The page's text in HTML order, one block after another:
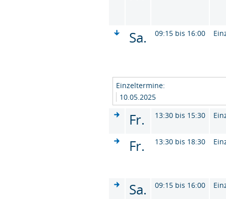
Sa. 09:15 bis 16:00
Einzeltermine:
10.05.2025
Fr. 13:30 bis 15:30
Fr. 13:30 bis 18:30
Sa. 09:15 bis 16:00